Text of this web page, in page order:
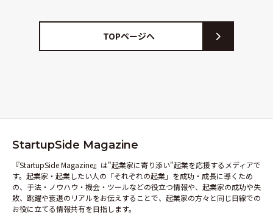
TOPページへ
StartupSide Magazine
『StartupSide Magazine』は"起業家に寄り添い"起業を応援するメディアで
す。起業家・起業したい人の「それぞれの起業」を成功・成長に導くため
の、手法・ノウハウ・機会・ツールなどの役立つ情報や、起業家の成功や失
敗、跳躍や衰退のリアルをお伝えすることで、起業家の方々と同じ目線での
お役に立てる情報共有を目指します。